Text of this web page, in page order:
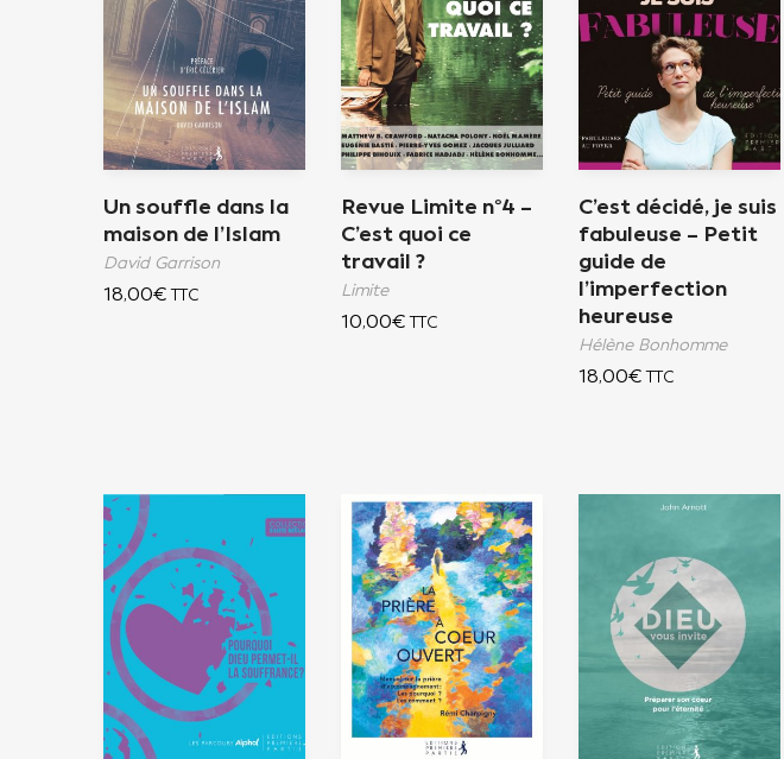
Un souffle dans la
maison de l’Islam
David Garrison
18,00€ TTC
Revue Limite n°4 –
C’est quoi ce
travail ?
Limite
10,00€ TTC
C’est décidé, je suis
fabuleuse – Petit
guide de
l’imperfection
heureuse
Hélène Bonhomme
18,00€ TTC